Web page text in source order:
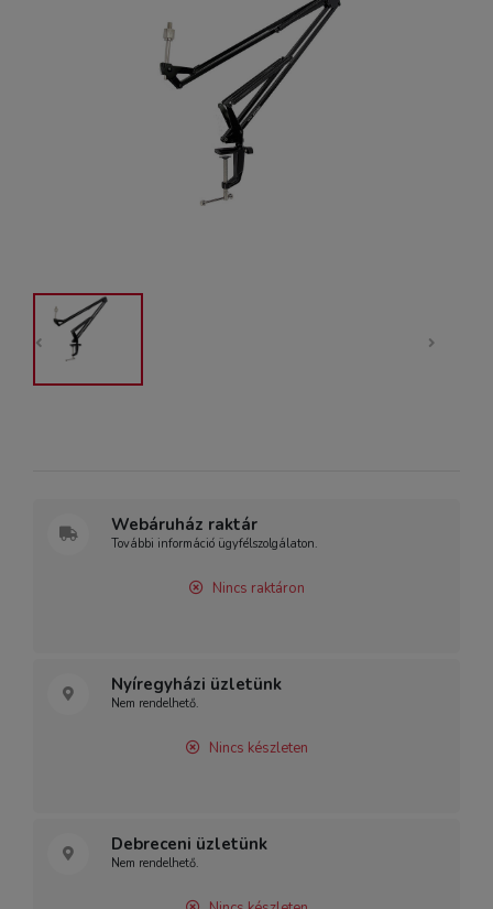
Webáruház raktár
További információ ügyfélszolgálaton.
Nincs raktáron
Nyíregyházi üzletünk
Nem rendelhető.
Nincs készleten
Debreceni üzletünk
Nem rendelhető.